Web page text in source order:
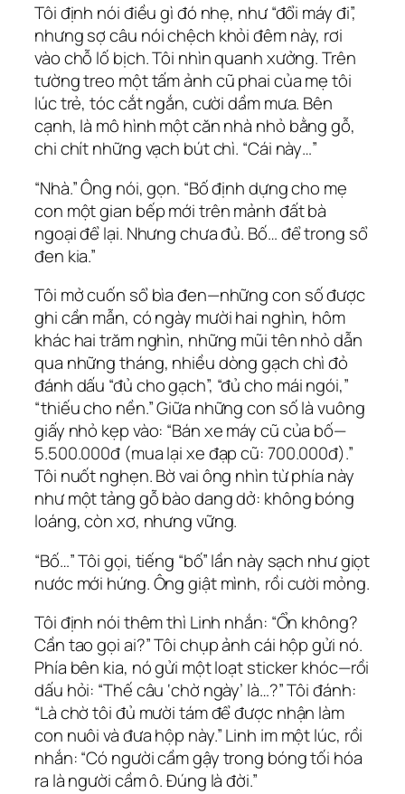
Tôi định nói điều gì đó nhẹ, như “đổi máy đi”,
nhưng sợ câu nói chệch khỏi đêm này, rơi
vào chỗ lố bịch. Tôi nhìn quanh xưởng. Trên
tường treo một tấm ảnh cũ phai của mẹ tôi
lúc trẻ, tóc cắt ngắn, cười dầm mưa. Bên
cạnh, là mô hình một căn nhà nhỏ bằng gỗ,
chi chít những vạch bút chì. “Cái này…”
“Nhà.” Ông nói, gọn. “Bố định dựng cho mẹ
con một gian bếp mới trên mảnh đất bà
ngoại để lại. Nhưng chưa đủ. Bố… để trong sổ
đen kia.”
Tôi mở cuốn sổ bìa đen—những con số được
ghi cần mẫn, có ngày mười hai nghìn, hôm
khác hai trăm nghìn, những mũi tên nhỏ dẫn
qua những tháng, nhiều dòng gạch chì đỏ
đánh dấu “đủ cho gạch”, “đủ cho mái ngói,”
“thiếu cho nền.” Giữa những con số là vuông
giấy nhỏ kẹp vào: “Bán xe máy cũ của bố—
5.500.000đ (mua lại xe đạp cũ: 700.000đ).”
Tôi nuốt nghẹn. Bờ vai ông nhìn từ phía này
như một tảng gỗ bào dang dở: không bóng
loáng, còn xơ, nhưng vững.
“Bố…” Tôi gọi, tiếng “bố” lần này sạch như giọt
nước mới hứng. Ông giật mình, rồi cười mỏng.
Tôi định nói thêm thì Linh nhắn: “Ổn không?
Cần tao gọi ai?” Tôi chụp ảnh cái hộp gửi nó.
Phía bên kia, nó gửi một loạt sticker khóc—rồi
dấu hỏi: “Thế câu ‘chờ ngày’ là…?” Tôi đánh:
“Là chờ tôi đủ mười tám để được nhận làm
con nuôi và đưa hộp này.” Linh im một lúc, rồi
nhắn: “Có người cầm gậy trong bóng tối hóa
ra là người cầm ô. Đúng là đời.”